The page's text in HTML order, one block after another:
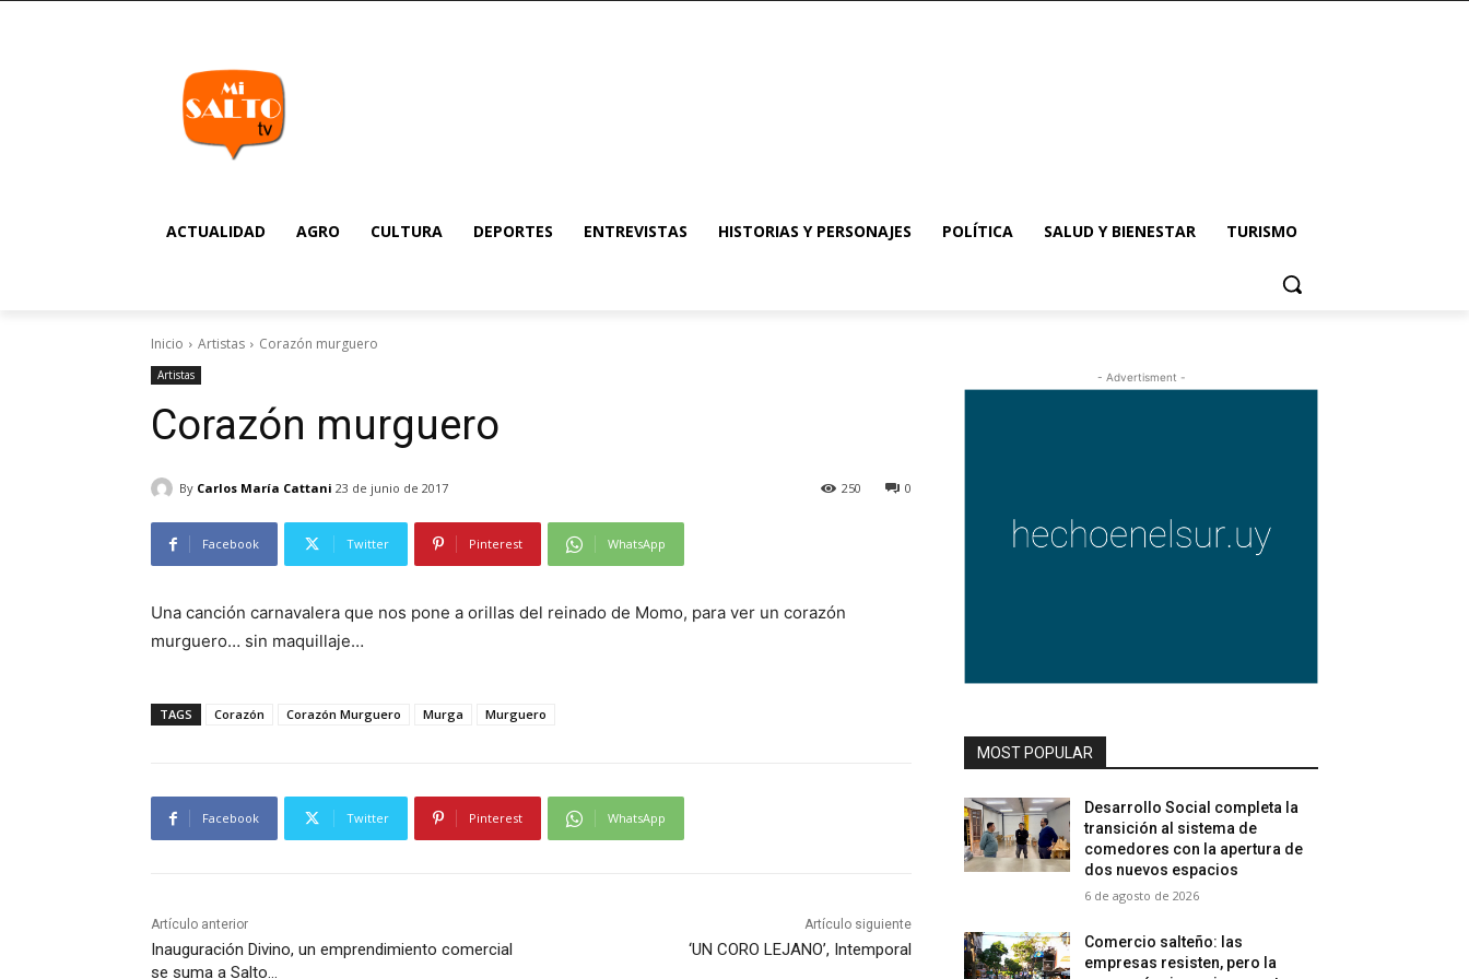
ACTUALIDAD AGRO CULTURA DEPORTES ENTREVISTAS HISTORIAS Y PERSONAJES POLÍTICA SALUD Y BIENESTAR TURISMO
Inicio Artistas Corazón murguero
Artistas
Corazón murguero
By Carlos María Cattani 23 de junio de 2017 0
250
Facebook Twitter Pinterest WhatsApp
Una canción carnavalera que nos pone a orillas del reinado de Momo, para ver un corazón
murguero… sin maquillaje…
TAGS Corazón Corazón Murguero Murga Murguero
Facebook Twitter Pinterest WhatsApp
Artículo anterior
Inauguración Divino, un emprendimiento comercial
se suma a Salto…
Artículo siguiente
‘UN CORO LEJANO’, Intemporal
- Advertisment -
MOST POPULAR
Desarrollo Social completa la
transición al sistema de
comedores con la apertura de
dos nuevos espacios
6 de agosto de 2026
Comercio salteño: las
empresas resisten, pero la